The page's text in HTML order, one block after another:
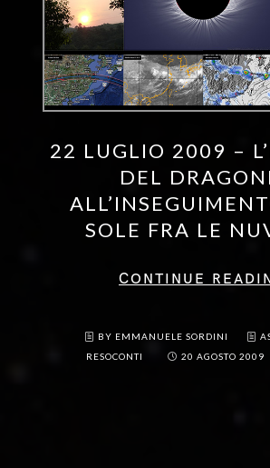
22 LUGLIO 2009 –
DEL
SOLE FRA LE
CONTINUE
BY EMMANUELE SORDINI
RESOCONTI
20 AGOSTO 2009